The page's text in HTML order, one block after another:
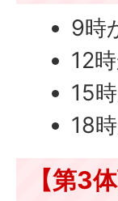
9時
12
15
18
【第3